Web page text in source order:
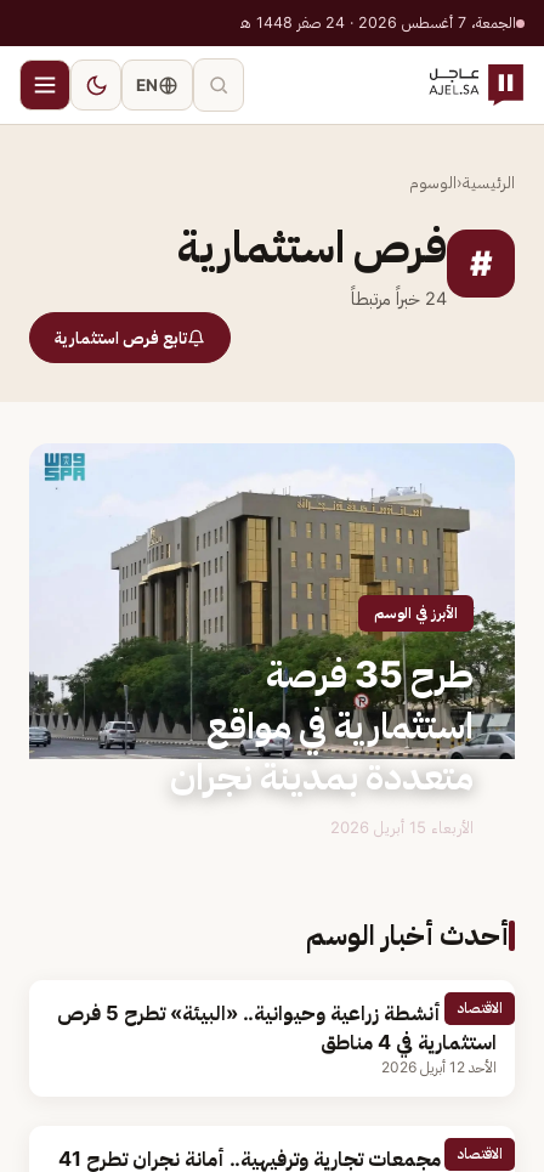
الجمعة، 7 أغسطس 2026 · 24 صفر 1448 هـ
EN
الرئيسية‹الوسوم
# فرص استثمارية
24 خبراً مرتبطاً
تابع فرص استثمارية
الأبرز في الوسم
طرح 35 فرصة
استثمارية في مواقع
متعددة بمدينة نجران
الأربعاء 15 أبريل 2026
أحدث أخبار الوسم
الاقتصاد
تشمل أنشطة زراعية وحيوانية.. «البيئة» تطرح 5 فرص
استثمارية في 4 مناطق
الأحد 12 أبريل 2026
الاقتصاد
تشمل مجمعات تجارية وترفيهية.. أمانة نجران تطرح 41